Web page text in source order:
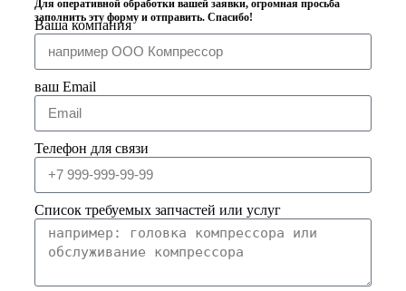
Для оперативной обработки вашей заявки, огромная просьба
заполнить эту форму и отправить. Спасибо!
Ваша компания
ваш Email
Телефон для связи
Список требуемых запчастей или услуг